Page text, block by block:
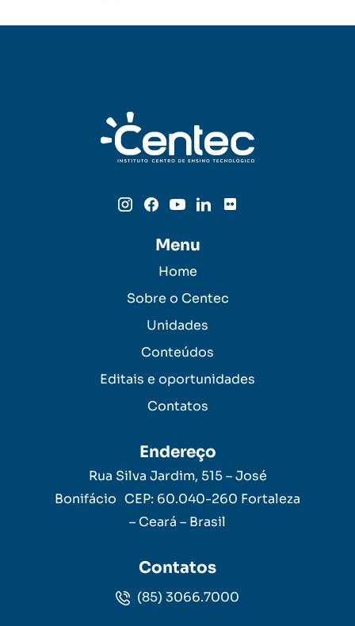
Menu
Home
Sobre o Centec
Unidades
Conteúdos
Editais e oportunidades
Contatos
Endereço
Rua Silva Jardim, 515 – José
Bonifácio CEP: 60.040-260 Fortaleza
– Ceará – Brasil
Contatos
(85) 3066.7000